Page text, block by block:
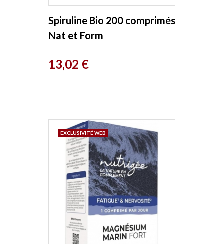
Spiruline Bio 200 comprimés
Nat et Form
Prix
13,02 €
EXCLUSIVITÉ WEB